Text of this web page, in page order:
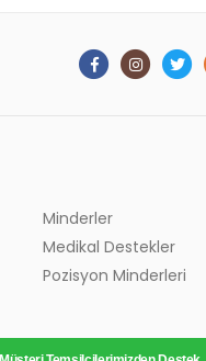
Minderler
Medikal Destekler
Pozisyon Minderleri